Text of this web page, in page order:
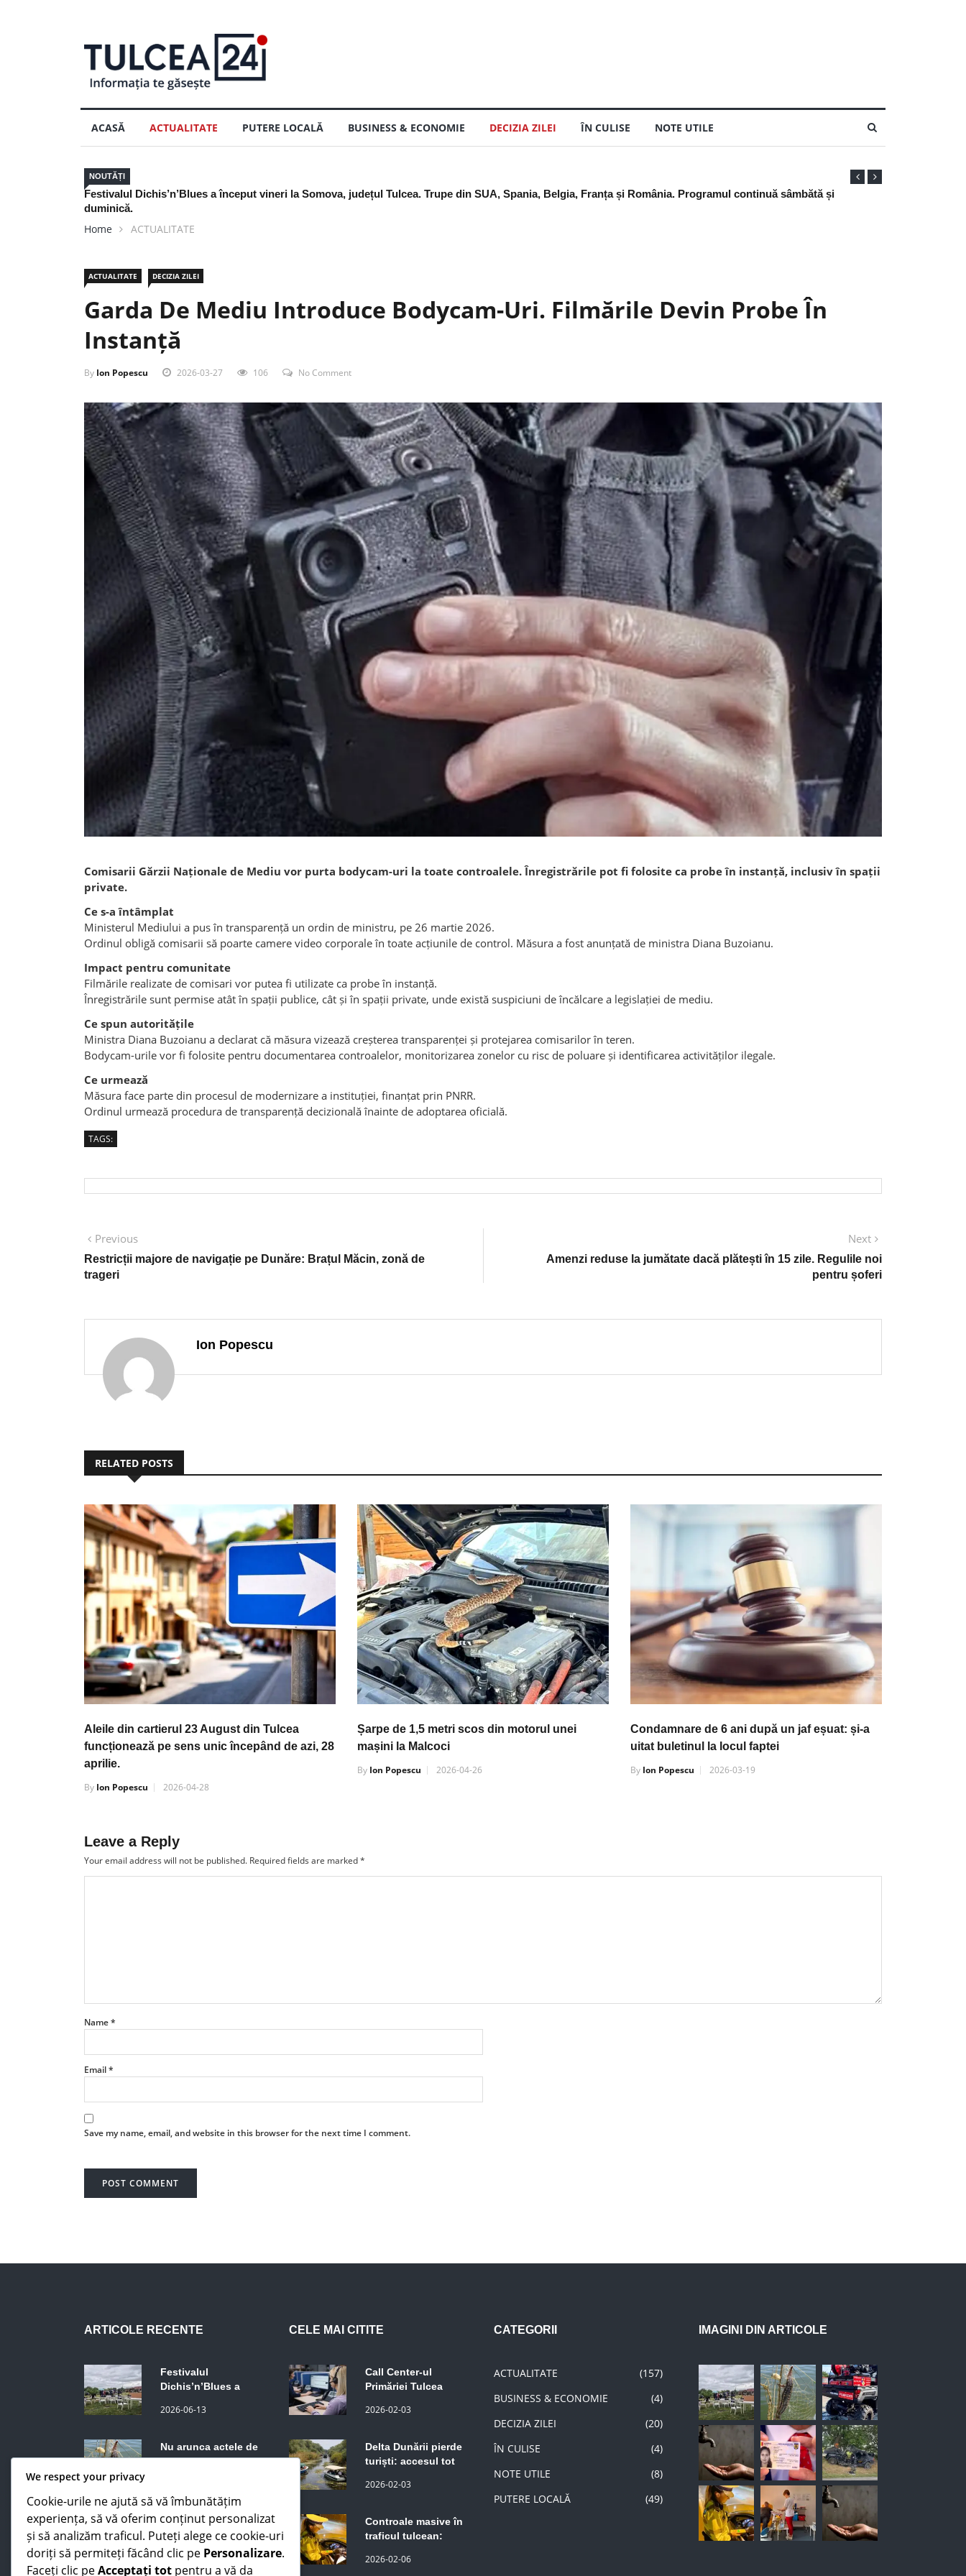
ACASĂ ACTUALITATE PUTERE LOCALĂ BUSINESS & ECONOMIE DECIZIA ZILEI ÎN CULISE NOTE UTILE
NOUTĂȚI
Nu arunca actele de pescuit din 2025: mai sunt bune trei săptămâni, dar numai dacă le ai la tine
Home ACTUALITATE
ACTUALITATE DECIZIA ZILEI
Garda De Mediu Introduce Bodycam-Uri. Filmările Devin Probe În
Instanță
By Ion Popescu 2026-03-27 106 No Comment
Comisarii Gărzii Naționale de Mediu vor purta bodycam-uri la toate controalele. Înregistrările pot fi folosite ca probe în instanță, inclusiv în spații
private.
Ce s-a întâmplat
Ministerul Mediului a pus în transparență un ordin de ministru, pe 26 martie 2026.
Ordinul obligă comisarii să poarte camere video corporale în toate acțiunile de control. Măsura a fost anunțată de ministra Diana Buzoianu.
Impact pentru comunitate
Filmările realizate de comisari vor putea fi utilizate ca probe în instanță.
Înregistrările sunt permise atât în spații publice, cât și în spații private, unde există suspiciuni de încălcare a legislației de mediu.
Ce spun autoritățile
Ministra Diana Buzoianu a declarat că măsura vizează creșterea transparenței și protejarea comisarilor în teren.
Bodycam-urile vor fi folosite pentru documentarea controalelor, monitorizarea zonelor cu risc de poluare și identificarea activităților ilegale.
Ce urmează
Măsura face parte din procesul de modernizare a instituției, finanțat prin PNRR.
Ordinul urmează procedura de transparență decizională înainte de adoptarea oficială.
TAGS:
Post
navigation
PreviousPrevious
post:
Restricții majore de navigație pe Dunăre: Brațul Măcin, zonă de
trageri
Next
post:
Amenzi reduse la jumătate dacă plătești în 15 zile. Regulile noi
pentru șoferi
Ion Popescu
RELATED POSTS
Aleile din cartierul 23 August din Tulcea
funcționează pe sens unic începând de azi, 28
aprilie.
By Ion Popescu 2026-04-28
Șarpe de 1,5 metri scos din motorul unei
mașini la Malcoci
By Ion Popescu 2026-04-26
Condamnare de 6 ani după un jaf eșuat: și-a
uitat buletinul la locul faptei
By Ion Popescu 2026-03-19
Leave a Reply
Your email address will not be published. Required fields are marked*
Name*
Email*
Save my name, email, and website in this browser for the next time I comment.
ARTICOLE RECENTE
Festivalul
Dichis’n’Blues a
Somova, județul
SUA, Spania, Belgia,
Franța și România.
2026-06-13
Nu arunca actele de
pescuit din 2025: mai
dacă le ai la tine
Până acum se uitau
de pe mal. ISU Tulcea
intră în sfârșit în
Delta Dunării cu
2026-06-09
CELE MAI CITITE
Call Center-ul
Primăriei Tulcea
februarie. Informații
impozite, disponibile
pentru contribuabili
2026-02-03
Delta Dunării pierde
turiști: accesul tot
reduce atractivitatea
2026-02-03
Controale masive în
traficul tulcean:
reținute la transportul
2026-02-06
CATEGORII
ACTUALITATE
(157)
BUSINESS & ECONOMIE
(4)
DECIZIA ZILEI
(20)
ÎN CULISE
(4)
NOTE UTILE
(8)
PUTERE LOCALĂ
(49)
IMAGINI DIN ARTICOLE
We respect your privacy
Cookie-urile ne ajută să vă îmbunătățim
experiența, să vă oferim conținut personalizat
și să analizăm traficul. Puteți alege ce cookie-uri
doriți să permiteți făcând clic pe Personalizare.
Faceți clic peAcceptați tot pentru a vă da